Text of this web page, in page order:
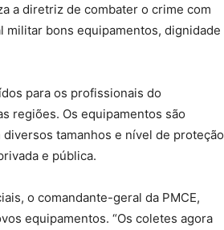
a diretriz de combater o crime com
militar bons equipamentos, dignidade
para os profissionais do
regiões. Os equipamentos são
tamanhos e nível de proteção
e pública.
o comandante-geral da PMCE,
equipamentos. “Os coletes agora